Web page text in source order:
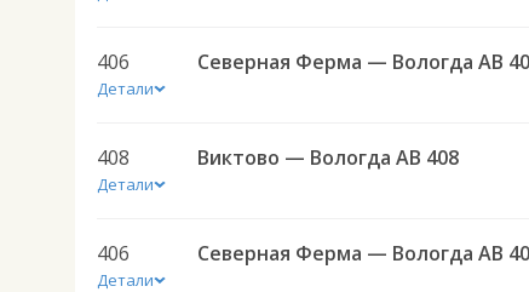
406
Детали
Северная Ферма — Вологда АВ
408
Детали
Виктово — Вологда АВ 408
406
Детали
Северная Ферма — Вологда АВ